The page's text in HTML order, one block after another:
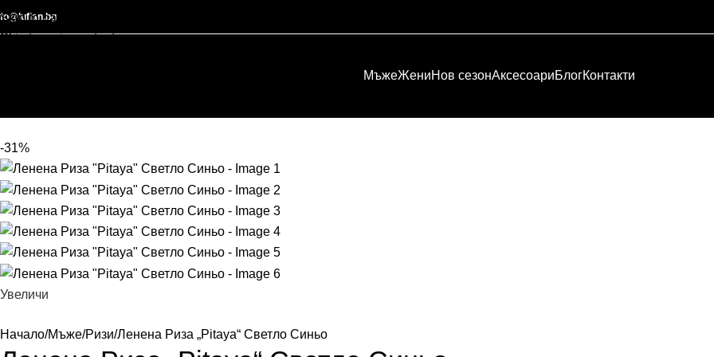
Skip to navigation
Skip to main content
МъжеЖениНов сезонАксесоариБлогКонтакти
-31%
Увеличи
Начало Мъже Ризи Ленена Риза „Pitaya“ Светло Синьо